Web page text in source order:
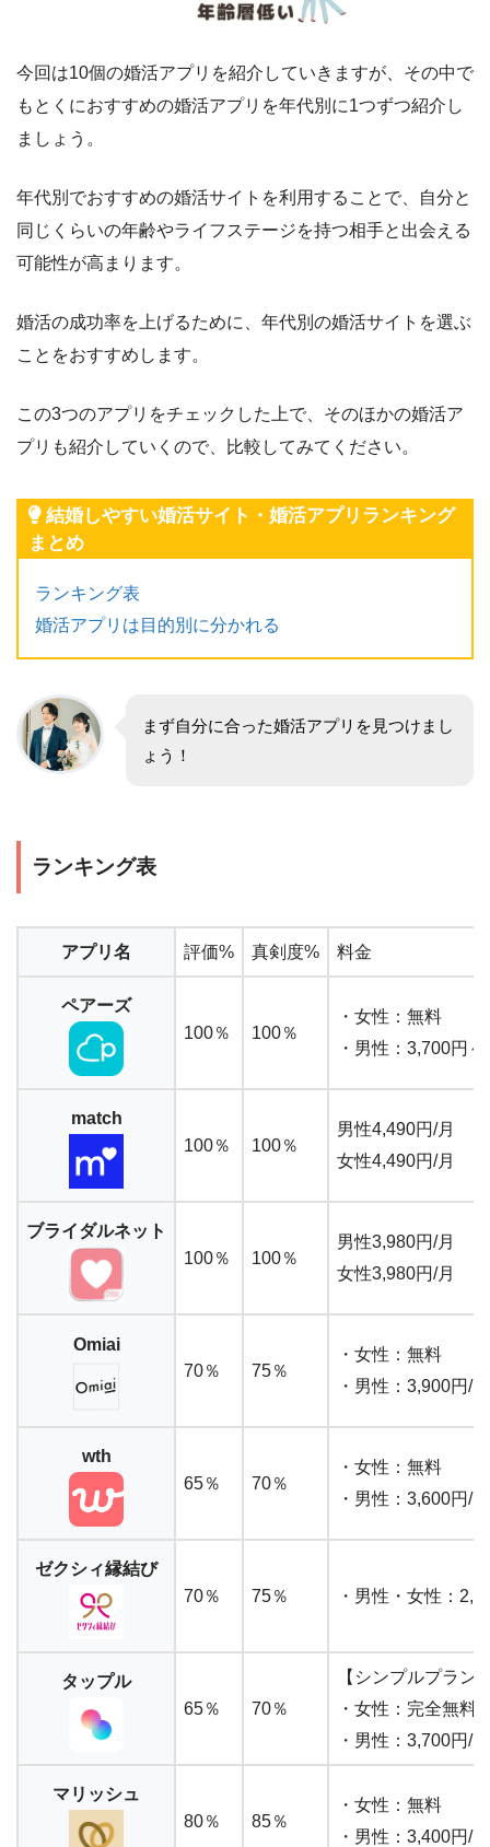
今回は10個の婚活アプリを紹介していきますが、その中で
もとくにおすすめの婚活アプリを年代別に1つずつ紹介し
ましょう。
年代別でおすすめの婚活サイトを利用することで、自分と
同じくらいの年齢やライフステージを持つ相手と出会える
可能性が高まります。
婚活の成功率を上げるために、年代別の婚活サイトを選ぶ
ことをおすすめします。
この3つのアプリをチェックした上で、そのほかの婚活ア
プリも紹介していくので、比較してみてください。
結婚しやすい婚活サイト・婚活アプリランキング
まとめ
ランキング表
婚活アプリは目的別に分かれる
まず自分に合った婚活アプリを見つけまし
ょう！
ランキング表
アプリ名 評価% 真剣度% 料金
ペアーズ
100％
100％
・女性：無料
・男性：3,700円
match
100％
100％
男性4,490円/月
女性4,490円/月
ブライダルネット
100％
100％
男性3,980円/月
女性3,980円/月
Omiai
70％
75％
・女性：無料
・男性：3,900円/
wth
65％
70％
・女性：無料
・男性：3,600円/
ゼクシィ縁結び
70％
75％ ・男性・女性：
タップル
65％
70％
【シンプルプラン
・女性：完全無料
・男性：3,700円/
マリッシュ
80％
85％
・女性：無料
・男性：3,400円/